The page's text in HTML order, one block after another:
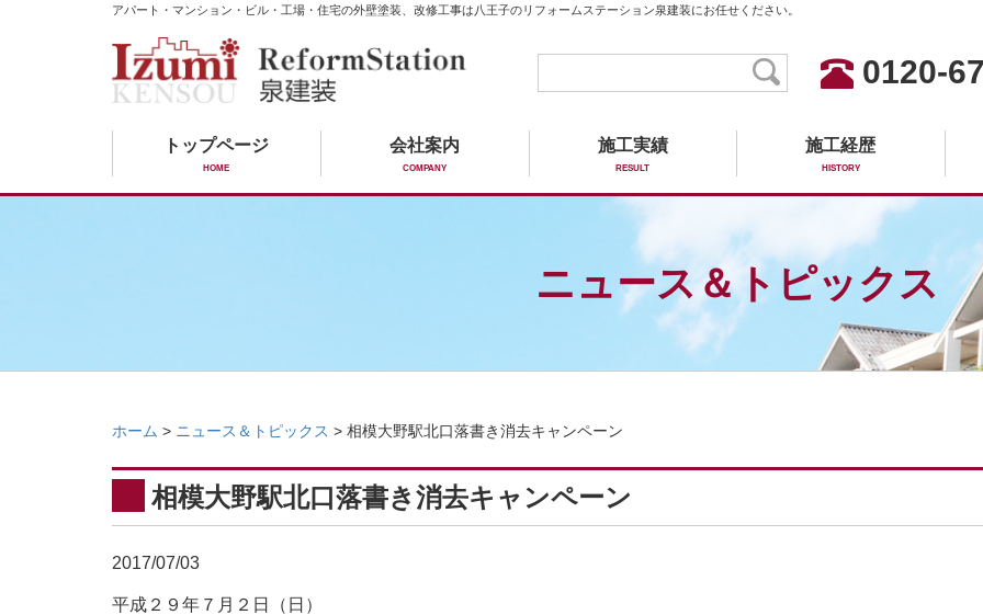
アパート・マンション・ビル・工場・住宅の外壁塗装、改修工事は八王子のリフォームステーション泉建装にお任せください。
0120-
トップページ
HOME
会社案内
COMPANY
施工実績
RESULT
施工経歴
HISTORY
ニュース＆トピックス
ホーム > ニュース＆トピックス > 相模大野駅北口落書き消去キャンペーン
相模大野駅北口落書き消去キャンペーン
2017/07/03
平成２９年７月２日（日）